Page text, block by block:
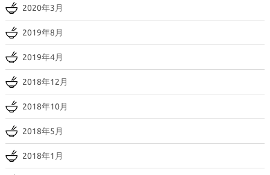
2020年3月
2019年8月
2019年4月
2018年12月
2018年10月
2018年5月
2018年1月